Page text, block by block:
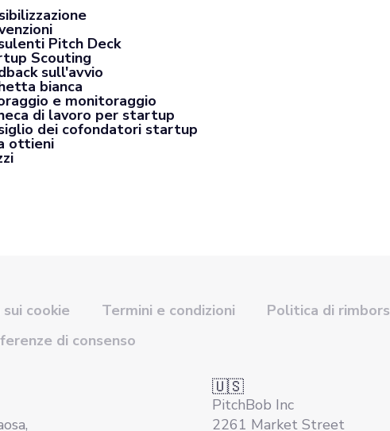
Pitch Deck
Scouting
sull'avvio
bianca
e monitoraggio
di lavoro per startup
dei cofondatori startup
ottieni
cookie Termini e condizioni Politica di
di consenso
🇺🇸
PitchBob Inc
2261 Market Street